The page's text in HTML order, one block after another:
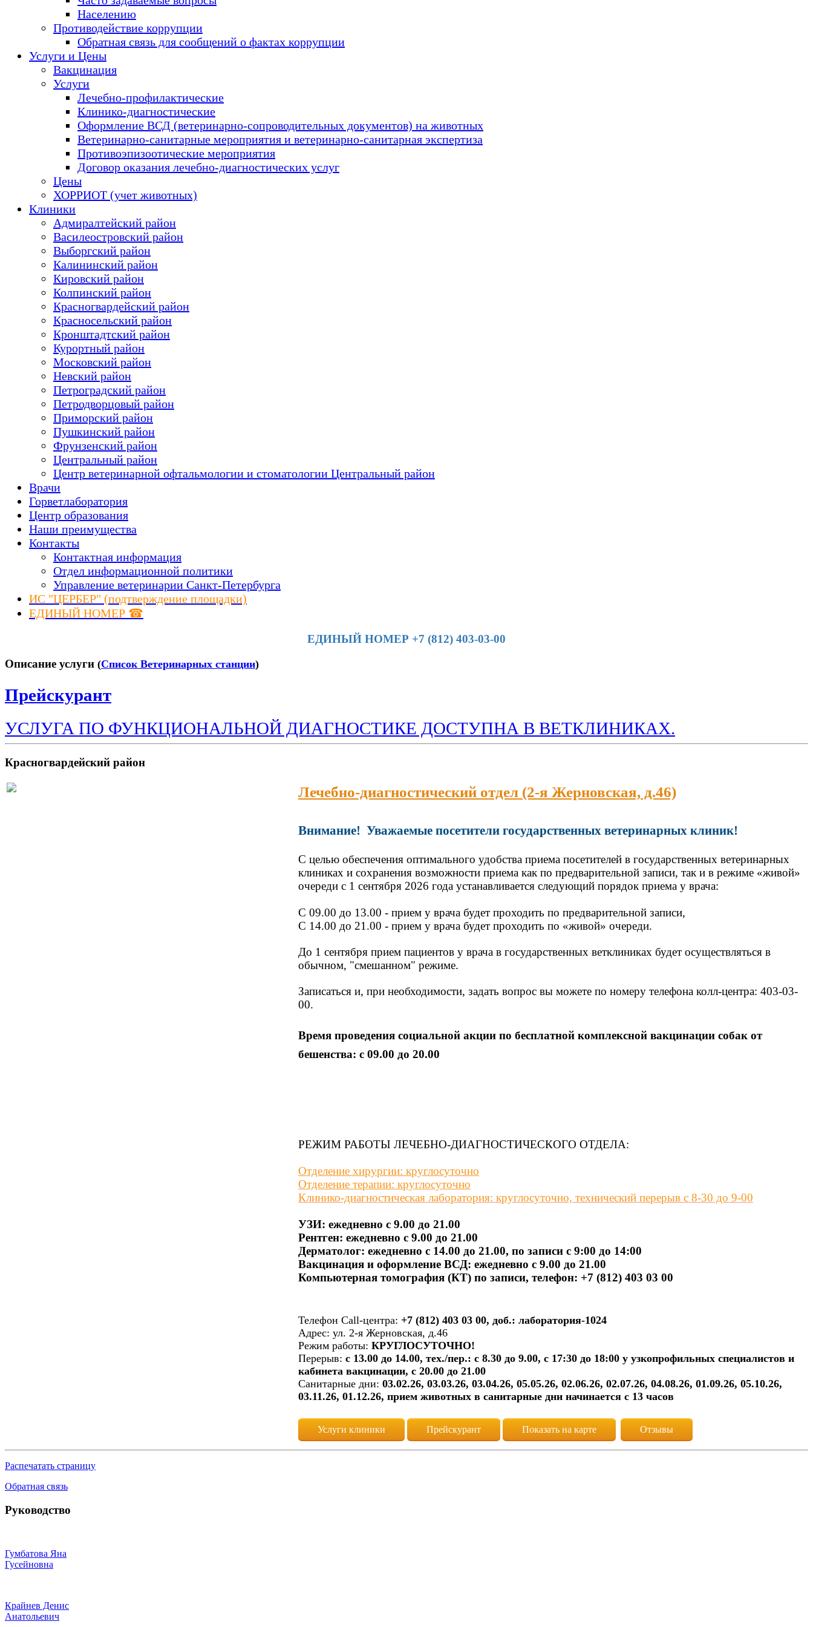
Населению
Противодействие коррупции
Обратная связь для сообщений о фактах коррупции
Услуги и Цены
Вакцинация
Услуги
Лечебно-профилактические
Клинико-диагностические
Оформление ВСД (ветеринарно-сопроводительных документов) на животных
Ветеринарно-санитарные мероприятия и ветеринарно-санитарная экспертиза
Противоэпизоотические мероприятия
Договор оказания лечебно-диагностических услуг
Цены
ХОРРИОТ (учет животных)
Клиники
Адмиралтейский район
Василеостровский район
Выборгский район
Калининский район
Кировский район
Колпинский район
Красногвардейский район
Красносельский район
Кронштадтский район
Курортный район
Московский район
Невский район
Петроградский район
Петродворцовый район
Приморский район
Пушкинский район
Фрунзенский район
Цeнтральный район
Центр ветеринарной офтальмологии и стоматологии Центральный район
Врачи
Горветлаборатория
Центр образования
Наши преимущества
Контакты
Контактная информация
Отдел информационной политики
Управление ветеринарии Санкт-Петербурга
ИС "ЦЕРБЕР" (подтверждение площадки)
ЕДИНЫЙ НОМЕР ☎
ЕДИНЫЙ НОМЕР +7 (812) 403-03-00
Описание услуги (Список Ветеринарных станции)
Прейскурант
УСЛУГА ПО ФУНКЦИОНАЛЬНОЙ ДИАГНОСТИКЕ ДОСТУПНА В ВЕТКЛИНИКАХ.
Красногвардейский район
Лечебно-диагностический отдел (2-я Жерновская, д.46)
Внимание! Уважаемые посетители государственных ветеринарных клиник!
С целью обеспечения оптимального удобства приема посетителей в государственных ветеринарных
клиниках и сохранения возможности приема как по предварительной записи, так и в режиме «живой»
очереди с 1 сентября 2026 года устанавливается следующий порядок приема у врача:
С 09.00 до 13.00 - прием у врача будет проходить по предварительной записи,
С 14.00 до 21.00 - прием у врача будет проходить по «живой» очереди.
До 1 сентября прием пациентов у врача в государственных ветклиниках будет осуществляться в
обычном, "смешанном" режиме.
Записаться и, при необходимости, задать вопрос вы можете по номеру телефона колл-центра: 403-03-
00.
Время проведения социальной акции по бесплатной комплексной вакцинации собак от
бешенства: с 09.00 до 20.00
РЕЖИМ РАБОТЫ ЛЕЧЕБНО-ДИАГНОСТИЧЕСКОГО ОТДЕЛА:
Отделение хирургии: круглосуточно
Отделение терапии: круглосуточно
Клинико-диагностическая лаборатория: круглосуточно, технический перерыв с 8-30 до 9-00
УЗИ: ежедневно с 9.00 до 21.00
Рентген: ежедневно с 9.00 до 21.00
Дерматолог: ежедневно с 14.00 до 21.00, по записи с 9:00 до 14:00
Вакцинация и оформление ВСД: ежедневно с 9.00 до 21.00
Компьютерная томография (КТ) по записи, телефон: +7 (812) 403 03 00
Телефон Call-центра: +7 (812) 403 03 00, доб.: лаборатория-1024
Адрес: ул. 2-я Жерновская, д.46
Режим работы: КРУГЛОСУТОЧНО!
Перерыв: с 13.00 до 14.00, тех./пер.: с 8.30 до 9.00, с 17:30 до 18:00 у узкопрофильных специалистов и
кабинета вакцинации, с 20.00 до 21.00
Санитарные дни: 03.02.26, 03.03.26, 03.04.26, 05.05.26, 02.06.26, 02.07.26, 04.08.26, 01.09.26, 05.10.26,
03.11.26, 01.12.26, прием животных в санитарные дни начинается с 13 часов
Услуги клиники Прейскурант Показать на карте Отзывы
Распечатать страницу
Обратная связь
Руководство
Гумбатова Яна
Гусейновна
Крайнев Денис
Анатольевич